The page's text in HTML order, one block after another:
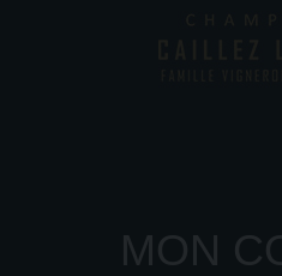
MON